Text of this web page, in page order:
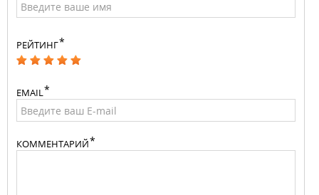
РЕЙТИНГ
EMAIL
КОММЕНТАРИЙ